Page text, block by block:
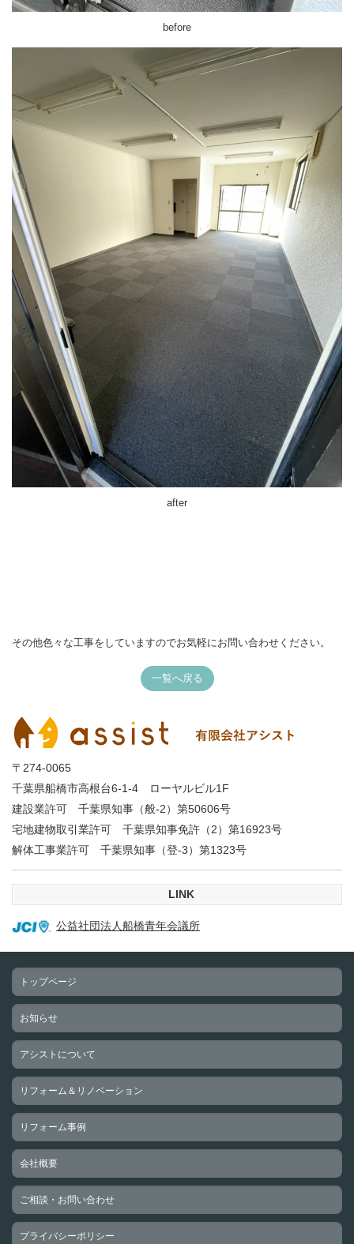
before
after
その他色々な工事をしていますのでお気軽にお問い合わせください。
一覧へ戻る
〒274-0065
千葉県船橋市高根台6-1-4 ローヤルビル1F
建設業許可 千葉県知事（般-2）第50606号
宅地建物取引業許可 千葉県知事免許（2）第16923号
解体工事業許可 千葉県知事（登-3）第1323号
LINK
公益社団法人船橋青年会議所
トップページ
お知らせ
アシストについて
リフォーム＆リノベーション
リフォーム事例
会社概要
ご相談・お問い合わせ
プライバシーポリシー